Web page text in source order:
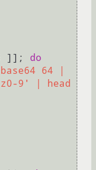
]]; do
64 |
9' | head